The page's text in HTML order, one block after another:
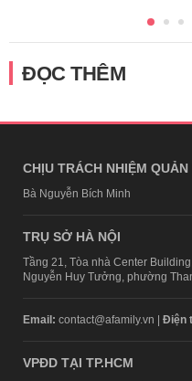
ĐỌC THÊM
CHỊU TRÁCH NHIỆM
Bà Nguyễn Bích Minh
TRỤ SỞ HÀ NỘI
Tầng 21, Tòa nhà Center
Nguyễn Huy Tưởng, phường
Email: contact@afamily.vn | Điện
VPĐD TẠI TP.HCM